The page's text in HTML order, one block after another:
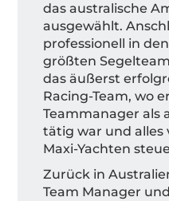
das australische
ausgewählt.
professionell in
größten
das äußerst
Racing-Team, wo
Teammanager als
tätig war und alles
Maxi-Yachten
Zurück in
Team Manager